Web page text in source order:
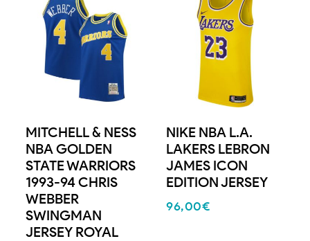
MITCHELL & NESS
NBA GOLDEN
STATE WARRIORS
1993-94 CHRIS
WEBBER
SWINGMAN
JERSEY ROYAL
NIKE NBA L.A.
LAKERS LEBRON
JAMES ICON
EDITION JERSEY
96,00€